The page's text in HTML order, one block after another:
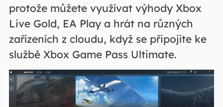
protože můžete využívat výhody Xbox
Live Gold, EA Play a hrát na různých
zařízeních z cloudu, když se připojíte ke
službě Xbox Game Pass Ultimate.